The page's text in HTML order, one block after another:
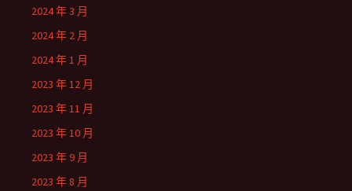
2024 年 3 月
2024 年 2 月
2024 年 1 月
2023 年 12 月
2023 年 11 月
2023 年 10 月
2023 年 9 月
2023 年 8 月